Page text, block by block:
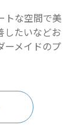
トな空間で美
したいなどお
ーメイドのプ